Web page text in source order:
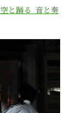
と踊る 音と奏